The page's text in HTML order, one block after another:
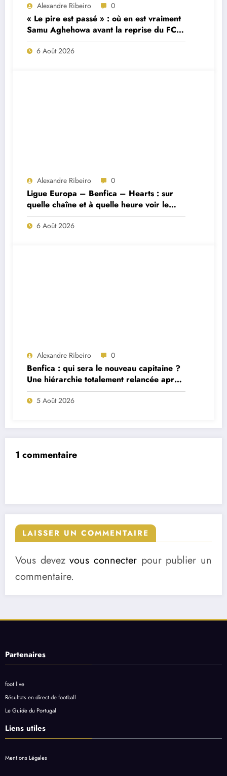
Alexandre Ribeiro 0
« Le pire est passé » : où en est vraiment
Samu Aghehowa avant la reprise du FC
Porto ?
6 Août 2026
Alexandre Ribeiro 0
Ligue Europa – Benfica – Hearts : sur
quelle chaîne et à quelle heure voir le
match ?
6 Août 2026
Alexandre Ribeiro 0
Benfica : qui sera le nouveau capitaine ?
Une hiérarchie totalement relancée après
deux départs majeurs
5 Août 2026
1 commentaire
LAISSER UN COMMENTAIRE
Vous devezvous connecter pour publier un
commentaire.
Partenaires
foot live
Résultats en direct de football
Le Guide du Portugal
Liens utiles
Mentions Légales